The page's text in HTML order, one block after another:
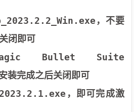
，不要
闭即可
Bullet Suite
完成之后关闭即可
，即可完成激